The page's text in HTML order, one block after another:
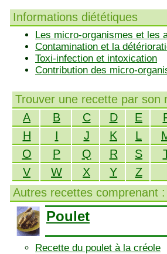
Informations diététiques
Les micro-organismes et les
Contamination et la
Toxi-infection et intoxication
Contribution des micro-
Trouver une recette par son
A
B C D E
H
I J K L
O
P Q R S
V
W X Y
Z
Autres recettes comprenant :
Poulet
Recette du poulet à la créole